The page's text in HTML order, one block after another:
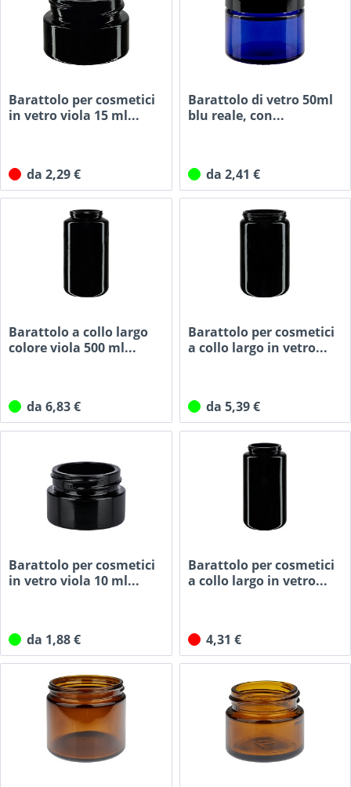
Barattolo per cosmetici
in vetro viola 15 ml...
da 2,29 €
Barattolo di vetro 50ml
blu reale, con...
da 2,41 €
Barattolo a collo largo
colore viola 500 ml...
da 6,83 €
Barattolo per cosmetici
a collo largo in vetro...
da 5,39 €
Barattolo per cosmetici
in vetro viola 10 ml...
da 1,88 €
Barattolo per cosmetici
a collo largo in vetro...
4,31 €